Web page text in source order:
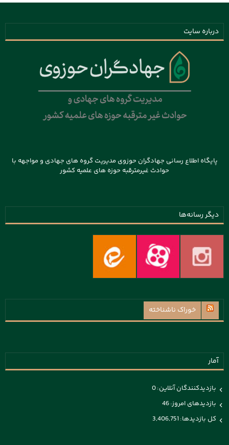
درباره سایت
پایگاه اطلاع رسانی جهادگران حوزوی مدیریت گروه های جهادی و مواجهه با
حوادث غیرمترقبه حوزه های علمیه کشور
دیگر رسانه‌ها
خوراک ناشناخته
آمار
بازدیدکنندگان آنلاین:0
بازدیدهای امروز:46
کل بازدیدها:3,406,751